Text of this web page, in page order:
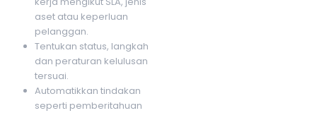
aset atau keperluan
pelanggan.
Tentukan status, langkah
dan peraturan kelulusan
tersuai.
Automatikkan tindakan
seperti pemberitahuan